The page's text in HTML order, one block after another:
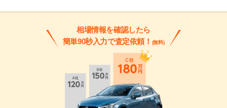
相場情報を確認したら
簡単90秒入力で査定依頼！ (無料)